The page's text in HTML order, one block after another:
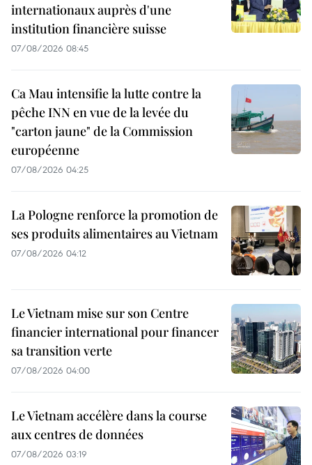
internationaux auprès d'une
institution financière suisse
07/08/2026 08:45
Ca Mau intensifie la lutte contre la
pêche INN en vue de la levée du
"carton jaune" de la Commission
européenne
07/08/2026 04:25
La Pologne renforce la promotion de
ses produits alimentaires au Vietnam
07/08/2026 04:12
Le Vietnam mise sur son Centre
financier international pour financer
sa transition verte
07/08/2026 04:00
Le Vietnam accélère dans la course
aux centres de données
07/08/2026 03:19